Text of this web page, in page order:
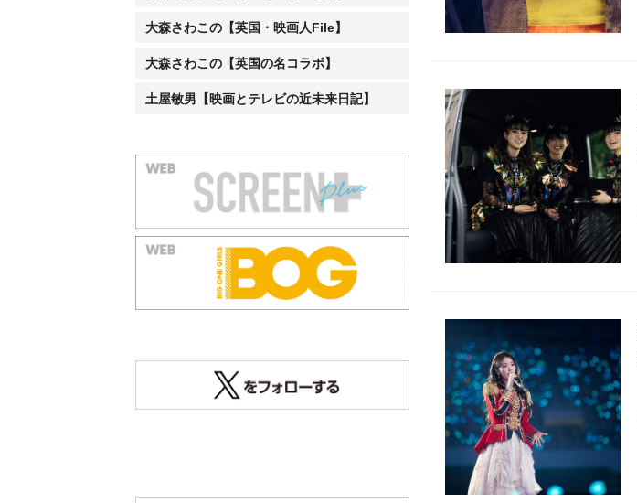
大森さわこの【英国・映画人File】
大森さわこの【英国の名コラボ】
土屋敏男【映画とテレビの近未来日記】